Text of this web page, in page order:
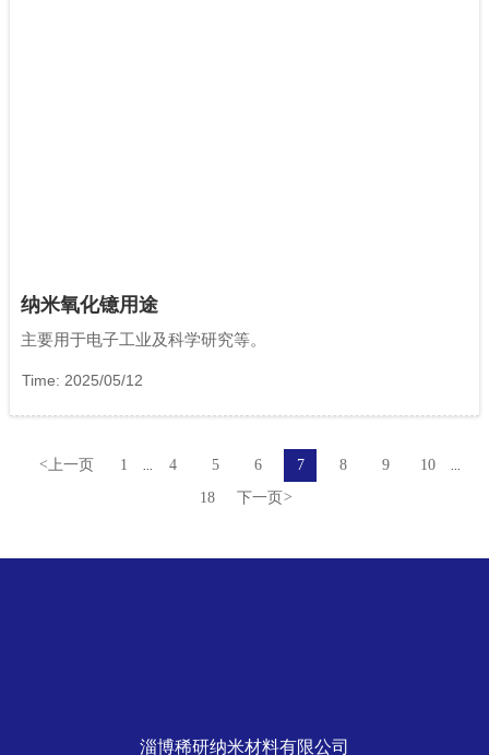
纳米氧化镱用途
主要用于电子工业及科学研究等。
Time: 2025/05/12
< 上一页 1 4 5 6 7 8 9 10
18 下一页 >
淄博稀研纳米材料有限公司